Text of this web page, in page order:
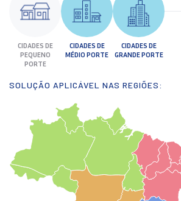
CIDADES DE
PEQUENO
PORTE
CIDADES DE
MÉDIO PORTE
CIDADES DE
GRANDE PORTE
SOLUÇÃO APLICÁVEL NAS REGIÕES: